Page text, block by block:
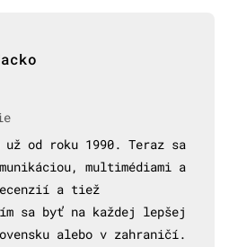
už od roku 1990. Teraz sa
multimédiami a
a tiež
sa byť na každej lepšej
alebo v zahraničí.